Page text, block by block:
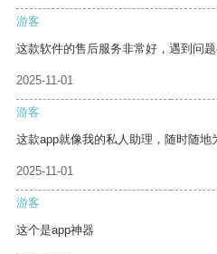
游客
这款软件的售后服务非常好，遇到问题
2025-11-01
游客
这款app就像我的私人助理，随时随地
2025-11-01
游客
这个是app神器